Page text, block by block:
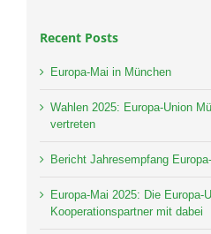
Recent Posts
Europa-Mai in München
Wahlen 2025: Europa-Union
vertreten
Bericht Jahresempfang
Europa-Mai 2025: Die Europa-
Kooperationspartner mit dabei